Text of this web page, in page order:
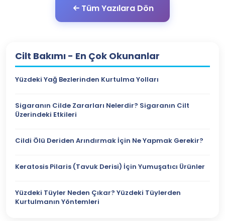
Tüm Yazılara Dön
Cilt Bakımı - En Çok Okunanlar
Yüzdeki Yağ Bezlerinden Kurtulma Yolları
Sigaranın Cilde Zararları Nelerdir? Sigaranın Cilt
Üzerindeki Etkileri
Cildi Ölü Deriden Arındırmak İçin Ne Yapmak Gerekir?
Keratosis Pilaris (Tavuk Derisi) İçin Yumuşatıcı Ürünler
Yüzdeki Tüyler Neden Çıkar? Yüzdeki Tüylerden
Kurtulmanın Yöntemleri